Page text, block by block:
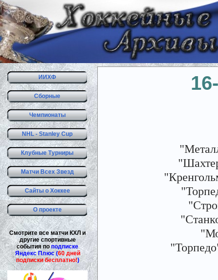
ИИХФ
Сборные
Чемпионаты
NHL - Stanley Cup
Клубные Турниры
Матчи Всех Звезд
Сайты о Хоккее
О проекте
Смотрите все матчи КХЛ и
другие спортивные
события поподписке
Яндекс Плюс (60 дней
подписки бесплатно!)